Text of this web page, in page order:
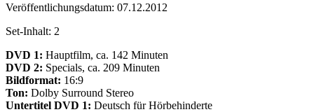
Veröffentlichungsdatum: 07.12.2012
Set-Inhalt: 2
DVD 1: Hauptfilm, ca. 142 Minuten
DVD 2: Specials, ca. 209 Minuten
Bildformat: 16:9
Ton: Dolby Surround Stereo
Untertitel DVD 1: Deutsch für Hörbehinderte